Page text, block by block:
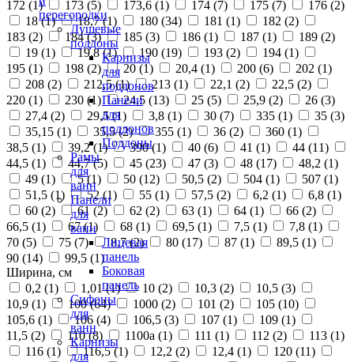
перегородки
Душевые
поддоны
Карнизы
для
поддонов
Панели
для
поддонов
Поддоны
Рамы
для
ванн
Панели
для
ванн
Лицевая
панель
Боковая
панель
Сифоны
для
ванн
Карнизы
для
172 (1) 173 (5) 173,6 (1) 174 (7) 175 (7) 176 (2)
18 (1) 18,7 (1) 180 (34) 181 (1) 182 (2)
183 (2) 184 (3) 185 (3) 186 (1) 187 (1) 189 (2)
19 (1) 19,8 (1) 190 (19) 193 (2) 194 (1)
195 (1) 198 (2) 20 (1) 20,4 (1) 200 (6) 202 (1)
208 (2) 212,5 (1) 213 (1) 22,1 (2) 22,5 (2)
220 (1) 230 (1) 24,5 (13) 25 (5) 25,9 (2) 26 (3)
27,4 (2) 29,5 (1) 3,8 (1) 30 (7) 335 (1) 35 (3)
35,15 (1) 35,5 (2) 355 (1) 36 (2) 360 (1)
38,5 (1) 39,2 (1) 390 (1) 40 (6) 41 (1) 44 (11)
44,5 (1) 44,7 (5) 45 (23) 47 (3) 48 (17) 48,2 (1)
49 (1) 5 (1) 50 (12) 50,5 (2) 504 (1) 507 (1)
51,5 (1) 52 (1) 55 (1) 57,5 (2) 6,2 (1) 6,8 (1)
60 (2) 61 (2) 62 (2) 63 (1) 64 (1) 66 (2)
66,5 (1) 67 (1) 68 (1) 69,5 (1) 7,5 (1) 7,8 (1)
70 (5) 75 (7) 8,7 (2) 80 (17) 87 (1) 89,5 (1)
90 (14) 99,5 (1)
Ширина, см
0,2 (1) 1,01 (1) 10 (2) 10,3 (2) 10,5 (3)
10,9 (1) 100 (64) 1000 (2) 101 (2) 105 (10)
105,6 (1) 106 (4) 106,5 (3) 107 (1) 109 (1)
11,5 (2) 110 (8) 1100а (1) 111 (1) 112 (2) 113 (1)
116 (1) 116,5 (1) 12,2 (2) 12,4 (1) 120 (11)